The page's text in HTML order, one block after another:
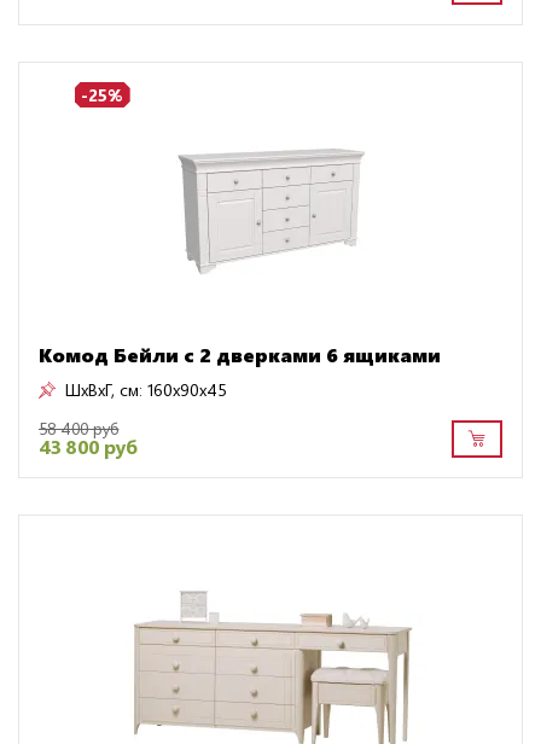
-25%
Комод Бейли с 2 дверками 6 ящиками
ШxВxГ, см: 160x90x45
58 400 руб
43 800 руб